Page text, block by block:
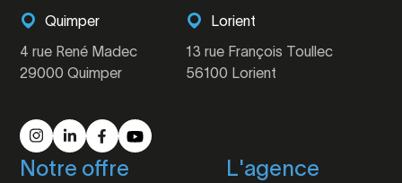
Quimper
4 rue René Madec
29000 Quimper
Lorient
13 rue François Toullec
56100 Lorient
Notre offre L'agence